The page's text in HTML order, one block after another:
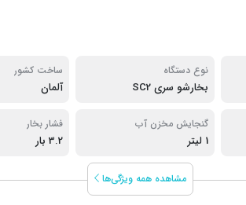
نوع دستگاه
بخارشو سری SC2
ساخت کشور
آلمان
گنجایش مخزن آب
1 لیتر
فشار بخار
3.2 بار
مشاهده همه ویژگی‌ها